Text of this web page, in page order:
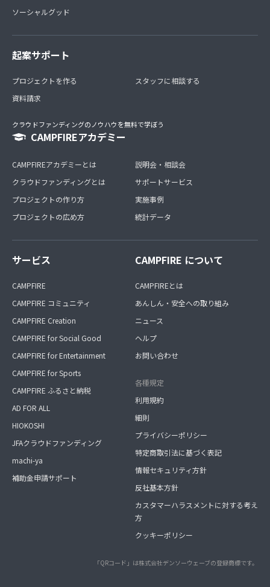
ソーシャルグッド
起案サポート
プロジェクトを作る
資料請求
スタッフに相談する
クラウドファンディングのノウハウを無料で学ぼう
CAMPFIREアカデミー
CAMPFIREアカデミーとは
クラウドファンディングとは
プロジェクトの作り方
プロジェクトの広め方
説明会・相談会
サポートサービス
実施事例
統計データ
サービス
CAMPFIRE
CAMPFIRE コミュニティ
CAMPFIRE Creation
CAMPFIRE for Social Good
CAMPFIRE for Entertainment
CAMPFIRE for Sports
CAMPFIRE ふるさと納税
AD FOR ALL
HIOKOSHI
JFAクラウドファンディング
machi-ya
補助金申請サポート
CAMPFIRE について
CAMPFIREとは
あんしん・安全への取り組み
ニュース
ヘルプ
お問い合わせ
各種規定
利用規約
細則
プライバシーポリシー
特定商取引法に基づく表記
情報セキュリティ方針
反社基本方針
カスタマーハラスメントに対する考え
方
クッキーポリシー
「QRコード」は株式会社デンソーウェーブの登録商標です。